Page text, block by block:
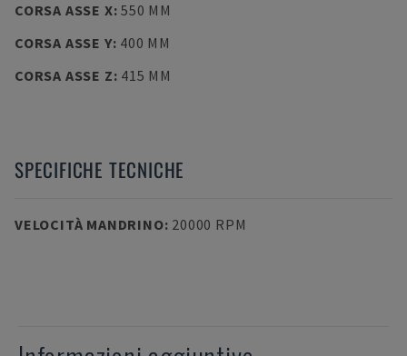
CORSA ASSE X:550 MM
CORSA ASSE Y: 400 MM
CORSA ASSE Z: 415 MM
SPECIFICHE TECNICHE
VELOCITÀ MANDRINO: 20000 RPM